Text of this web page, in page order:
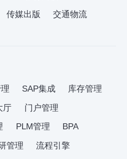
传媒出版
交通物流
SAP集成
库存管理
厅
门户管理
PLM管理
BPA
管理
流程引擎